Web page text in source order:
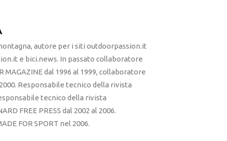
autore per i siti outdoorpassion.it
e bici.news. In passato collaboratore
MAGAZINE dal 1996 al 1999, collaboratore
Responsabile tecnico della rivista
tecnico della rivista
FREE PRESS dal 2002 al 2006.
FOR SPORT nel 2006.